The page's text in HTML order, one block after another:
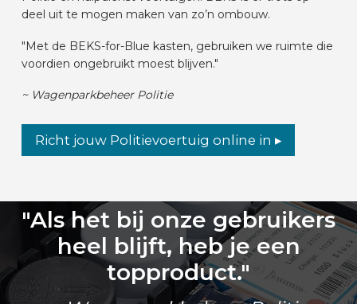
deel uit te mogen maken van zo’n ombouw.
"Met de BEKS-for-Blue kasten, gebruiken we ruimte die
voordien ongebruikt moest blijven."
~ Wagenparkbeheer Politie
Richt jouw Politievoertuig online in ▸
"Als het bij onze gebruikers
heel blijft, heb je een
topproduct."